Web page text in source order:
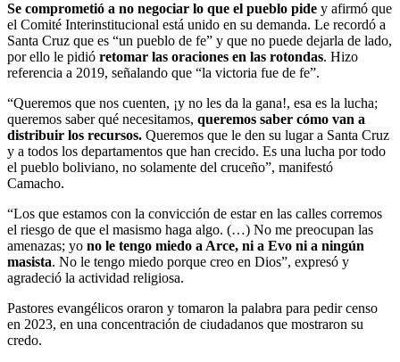
Se comprometió a no negociar lo que el pueblo pide y afirmó que
el Comité Interinstitucional está unido en su demanda. Le recordó a
Santa Cruz que es “un pueblo de fe” y que no puede dejarla de lado,
por ello le pidió retomar las oraciones en las rotondas. Hizo
referencia a 2019, señalando que “la victoria fue de fe”.
“Queremos que nos cuenten, ¡y no les da la gana!, esa es la lucha;
queremos saber qué necesitamos, queremos saber cómo van a
distribuir los recursos. Queremos que le den su lugar a Santa Cruz
y a todos los departamentos que han crecido. Es una lucha por todo
el pueblo boliviano, no solamente del cruceño”, manifestó
Camacho.
“Los que estamos con la convicción de estar en las calles corremos
el riesgo de que el masismo haga algo. (…) No me preocupan las
amenazas; yo no le tengo miedo a Arce, ni a Evo ni a ningún
masista. No le tengo miedo porque creo en Dios”, expresó y
agradeció la actividad religiosa.
Pastores evangélicos oraron y tomaron la palabra para pedir censo
en 2023, en una concentración de ciudadanos que mostraron su
credo.